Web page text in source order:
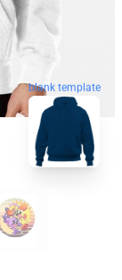
blank template